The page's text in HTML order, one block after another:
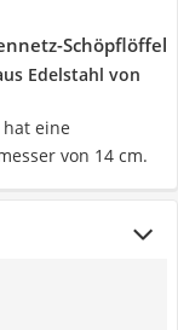
Schöpflöffel
Edelstahl von
eine
von 14 cm.